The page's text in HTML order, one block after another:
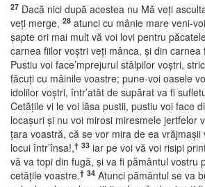
27 Dacă nici după acestea nu Mă veţi
veţi merge, 28 atunci cu mânie mare veni-
şapte ori mai mult vă voi lovi pentru
carnea fiilor voştri veţi mânca, şi din carnea
Pustiu voi face’mprejurul stâlpilor voştri,
făcuţi cu mâinile voastre; pune-voi oasele
idolilor voştri, într’atât de supărat va fi
Cetăţile vi le voi lăsa pustii, pustiu voi face
locaşuri şi nu voi mirosi miresmele jertfelor
ţara voastră, că se vor mira de ea vrăjmaşii
locui într’însa!,† 33 iar pe voi vă voi risipi
vă va topi din fugă, şi va fi pământul vostru
cetăţile voastre.† 34 Atunci pământul se va